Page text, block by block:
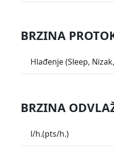
BRZINA
Hlađenje (Sleep,
BRZINA
l/h.(pts/h.)